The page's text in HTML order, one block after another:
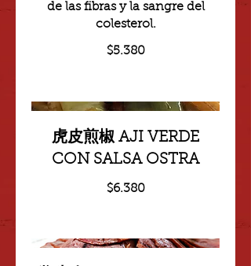
de las fibras y la sangre del
colesterol.
$5.380
虎皮煎椒 AJI VERDE
CON SALSA OSTRA
$6.380